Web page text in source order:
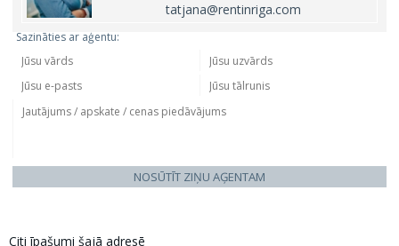
tatjana@rentinriga.com
Sazināties ar aģentu:
NOSŪTĪT ZIŅU AĢENTAM
Citi īpašumi šajā adresē